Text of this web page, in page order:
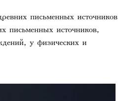
письменных источников
письменных источников,
у физических и